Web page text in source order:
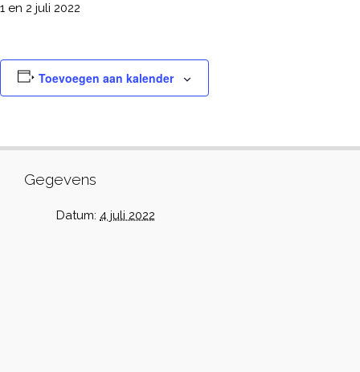
1 en 2 juli 2022
Toevoegen aan kalender
Gegevens
Datum: 4 juli 2022